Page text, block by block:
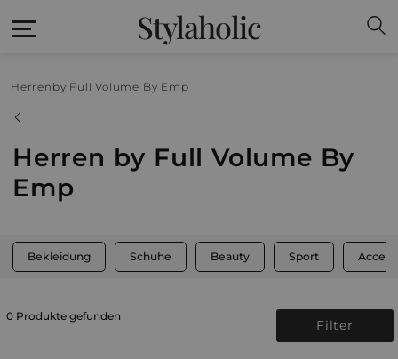
Stylaholic
Herren by Full Volume By Emp
Herren by Full Volume By
Emp
Bekleidung Schuhe Beauty Sport
0 Produkte gefunden
Filter